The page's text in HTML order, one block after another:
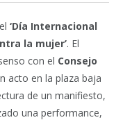
‘Día Internacional
la mujer’. El
con el Consejo
acto en la plaza baja
de un manifiesto,
una performance,